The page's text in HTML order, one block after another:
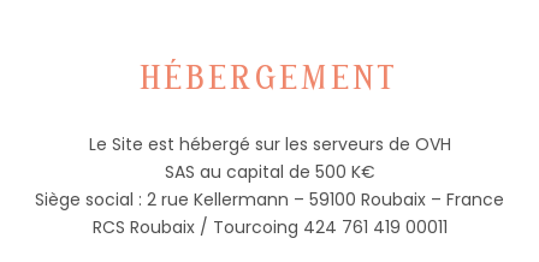
HÉBERGEMENT
Le Site est hébergé sur les serveurs de OVH
SAS au capital de 500 K€
Siège social : 2 rue Kellermann – 59100 Roubaix – France
RCS Roubaix / Tourcoing 424 761 419 00011